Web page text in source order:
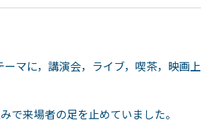
マに，講演会，ライブ，喫茶，映画上
来場者の足を止めていました。